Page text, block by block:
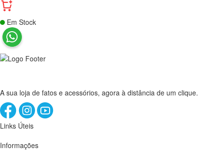
Em Stock
A sua loja de fatos e acessórios, agora à distância de um clique.
Links Úteis
Informações